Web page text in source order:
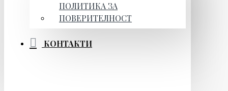
ПОЛИТИКА ЗА
ПОВЕРИТЕЛНОСТ
КОНТАКТИ